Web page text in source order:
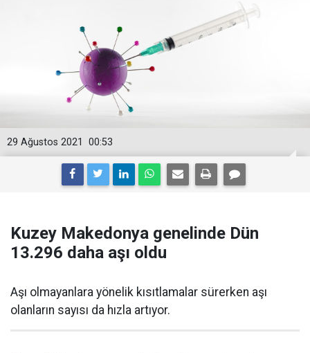
00:53
29 Ağustos 2021
Kuzey Makedonya genelinde Dün
13.296 daha aşı oldu
Aşı olmayanlara yönelik kısıtlamalar sürerken aşı
olanların sayısı da hızla artıyor.